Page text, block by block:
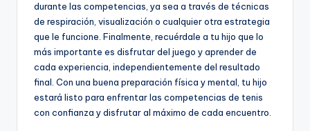
durante las competencias, ya sea a través de técnicas
de respiración, visualización o cualquier otra estrategia
que le funcione. Finalmente, recuérdale a tu hijo que lo
más importante es disfrutar del juego y aprender de
cada experiencia, independientemente del resultado
final. Con una buena preparación física y mental, tu hijo
estará listo para enfrentar las competencias de tenis
con confianza y disfrutar al máximo de cada encuentro.